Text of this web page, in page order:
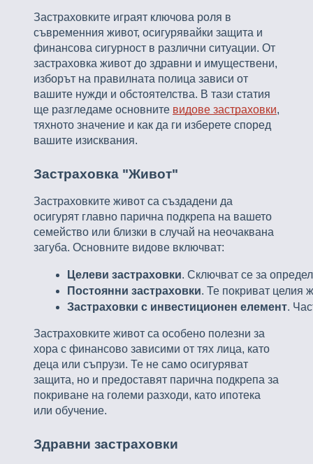
Застраховките играят ключова роля в
съвременния живот, осигурявайки защита и
финансова сигурност в различни ситуации. От
застраховка живот до здравни и имуществени,
изборът на правилната полица зависи от
вашите нужди и обстоятелства. В тази статия
ще разгледаме основните видове застраховки,
тяхното значение и как да ги изберете според
вашите изисквания.
Застраховка "Живот"
Застраховките живот са създадени да
осигурят главно парична подкрепа на вашето
семейство или близки в случай на неочаквана
загуба. Основните видове включват:
Целеви застраховки. Сключват се за
Постоянни застраховки. Те покриват целия
Застраховки с инвестиционен елемент.
Застраховките живот са особено полезни за
хора с финансово зависими от тях лица, като
деца или съпрузи. Те не само осигуряват
защита, но и предоставят парична подкрепа за
покриване на големи разходи, като ипотека
или обучение.
Здравни застраховки